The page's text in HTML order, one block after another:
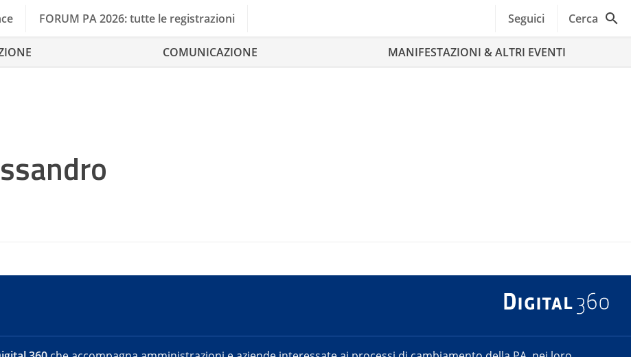
FORUM PA 2026: tutte le registrazioni Seguici Cerca
COMUNICAZIONE MANIFESTAZIONI & ALTRI EVENTI